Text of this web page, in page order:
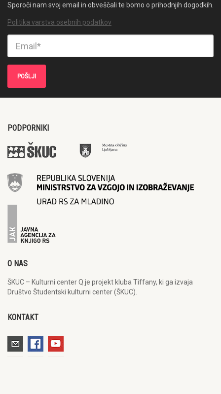
Sporoči nam svoj email in obveščali te bomo o prihodnjih dogodkih.
Politika varstva osebnih podatkov
PODPORNIKI
O NAS
ŠKUC – Kulturni center Q je projekt kluba Tiffany, ki ga izvaja
Društvo Študentski kulturni center (ŠKUC).
KONTAKT